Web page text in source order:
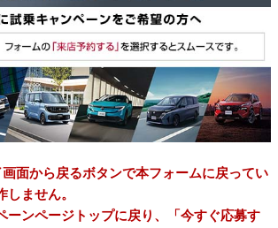
面から戻るボタンで本フォームに戻ってい
しません。
ンページトップに戻り、「今すぐ応募す